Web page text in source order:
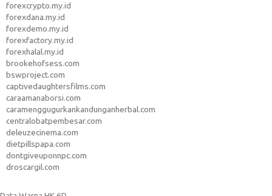
forexcrypto.my.id
forexdana.my.id
forexdemo.my.id
forexfactory.my.id
forexhalal.my.id
brookehofsess.com
bswproject.com
captivedaughtersfilms.com
caraamanaborsi.com
caramenggugurkankandunganherbal.com
centralobatpembesar.com
deleuzecinema.com
dietpillspapa.com
dontgiveuponnpc.com
droscargil.com